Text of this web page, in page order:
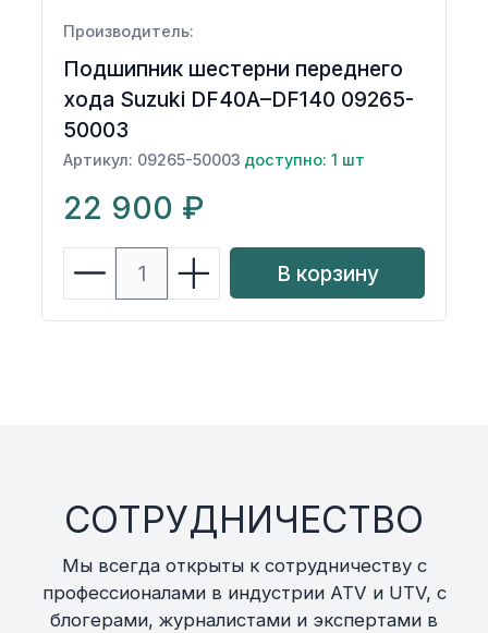
Производитель:
Подшипник шестерни переднего
хода Suzuki DF40A–DF140 09265-
50003
Артикул: 09265-50003 доступно: 1 шт
22 900 ₽
В корзину
СОТРУДНИЧЕСТВО
Мы всегда открыты к сотрудничеству с
профессионалами в индустрии ATV и UTV, с
блогерами, журналистами и экспертами в